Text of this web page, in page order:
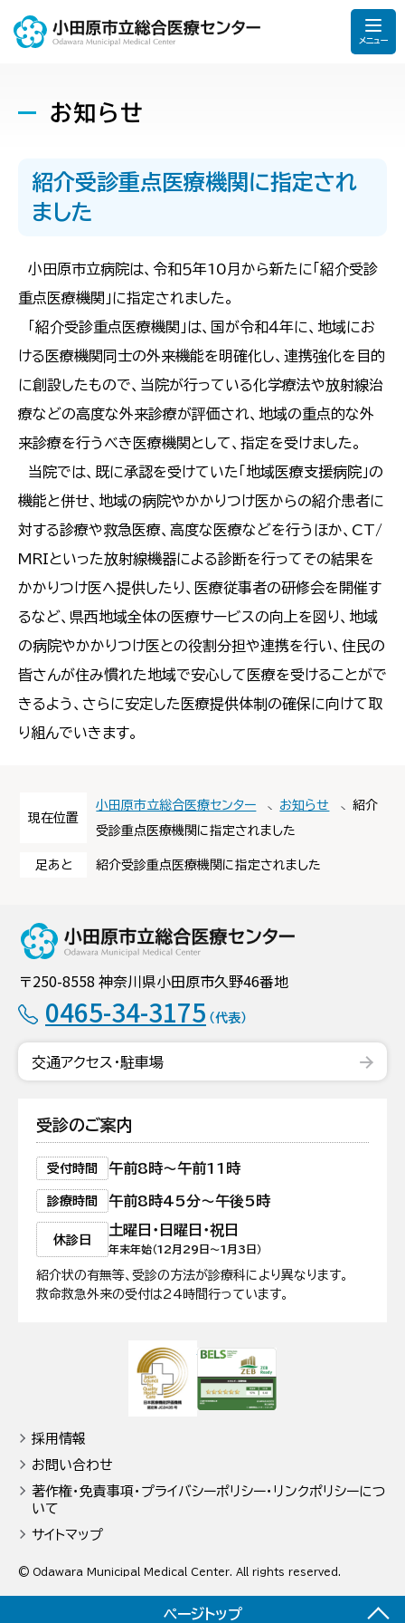
メニュー
お知らせ
現在位置
小田原市立総合医療センター お知らせ
紹介
受診重点医療機関に指定されました
足あと 紹介受診重点医療機関に指定されました
紹介受診重点医療機関に指定され
ました
小田原市立病院は、令和５年10月から新たに「紹介受診
重点医療機関」に指定されました。
「紹介受診重点医療機関」は、国が令和４年に、地域にお
ける医療機関同士の外来機能を明確化し、連携強化を目的
に創設したもので、当院が行っている化学療法や放射線治
療などの高度な外来診療が評価され、地域の重点的な外
来診療を行うべき医療機関として、指定を受けました。
当院では、既に承認を受けていた「地域医療支援病院」の
機能と併せ、地域の病院やかかりつけ医からの紹介患者に
対する診療や救急医療、高度な医療などを行うほか、CT/
MRIといった放射線機器による診断を行ってその結果を
かかりつけ医へ提供したり、医療従事者の研修会を開催す
るなど、県西地域全体の医療サービスの向上を図り、地域
の病院やかかりつけ医との役割分担や連携を行い、住民の
皆さんが住み慣れた地域で安心して医療を受けることがで
きるよう、さらに安定した医療提供体制の確保に向けて取
り組んでいきます。
ページトップ
〒250-8558 神奈川県小田原市久野46番地
0465-34-3175 （代表）
交通アクセス・駐車場
受診のご案内
受付時間 午前8時〜午前11時
診療時間 午前8時45分〜午後5時
休診日
土曜日・日曜日・祝日
年末年始（12月29日〜1月3日）
紹介状の有無等、受診の方法が診療科により異なります。
救命救急外来の受付は24時間行っています。
採用情報
お問い合わせ
著作権・免責事項・プライバシーポリシー・リンクポリシーにつ
いて
サイトマップ
日本医療機能評価機構認定病院
© Odawara Municipal Medical Center. All rights reserved.